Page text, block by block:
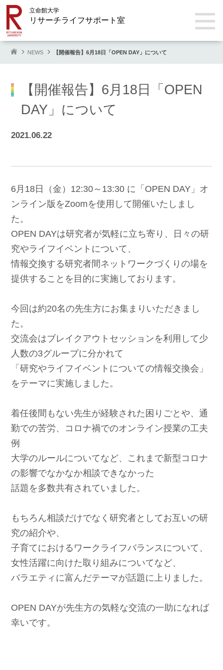
立命館大学
リサーチライフサポート室
NEWS 【開催報告】6月18日「OPEN DAY」について
【開催報告】6月18日「OPEN
DAY」について
2021.06.22
6月18日（金）12:30～13:30 に「OPEN DAY」オ
ンライン版をZoomを使用して開催いたしまし
た。
OPEN DAYは研究者が気軽に立ち寄り、日々の研
究やライフイベントについて、
情報交換する研究者間ネットワークづくりの場を
提供することを目的に実施しております。
今回は約20名の先生方にお集まりいただきまし
た。
交流会はブレイクアウトセッションを利用して少
人数の3グループに分かれて
「研究やライフイベントについての情報交換会」
をテーマに実施しました。
着任後間もない先生が経験された困りごとや、通
勤での苦労、コロナ禍でのオンライン授業の工夫
例
大学のルールについてなど、これまで新型コロナ
の影響でなかなか相談できなかった
話題を多数共有されていました。
もちろん相談だけでなく研究者としてお互いの研
究の紹介や、
子育てにおけるワークライフバランスについて、
女性活躍に向けた取り組みについてなど、
バラエティに富んだテーマが話題に上りました。
OPEN DAYが先生方の気軽な交流の一助になれば
幸いです。